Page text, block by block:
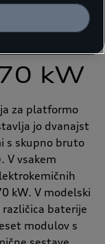
kW
za platformo
jo dvanajst
s skupno bruto
V vsakem
kW. V modelski
baterije
modulov s